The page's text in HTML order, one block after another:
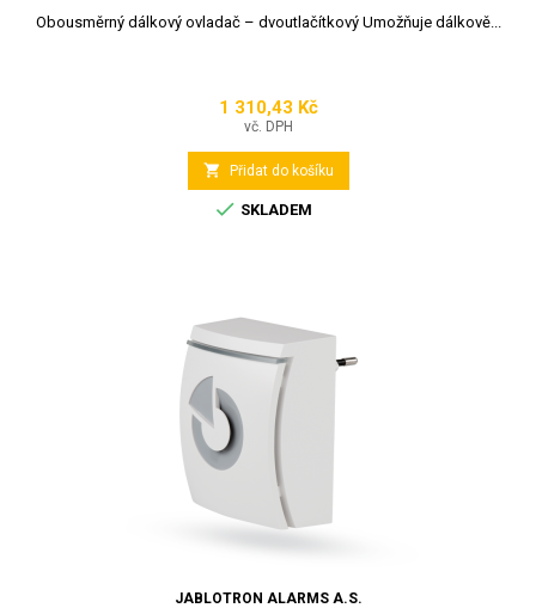
Obousměrný dálkový ovladač – dvoutlačítkový Umožňuje dálkově...
Cena
1 310,43 Kč
vč. DPH
 Přidat do košíku
 SKLADEM
JABLOTRON ALARMS A.S.